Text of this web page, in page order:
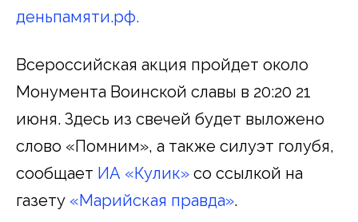
деньпамяти.рф.
Всероссийская акция пройдет около
Монумента Воинской славы в 20:20 21
июня. Здесь из свечей будет выложено
слово «Помним», а также силуэт голубя,
сообщает ИА «Кулик» со ссылкой на
газету «Марийская правда».